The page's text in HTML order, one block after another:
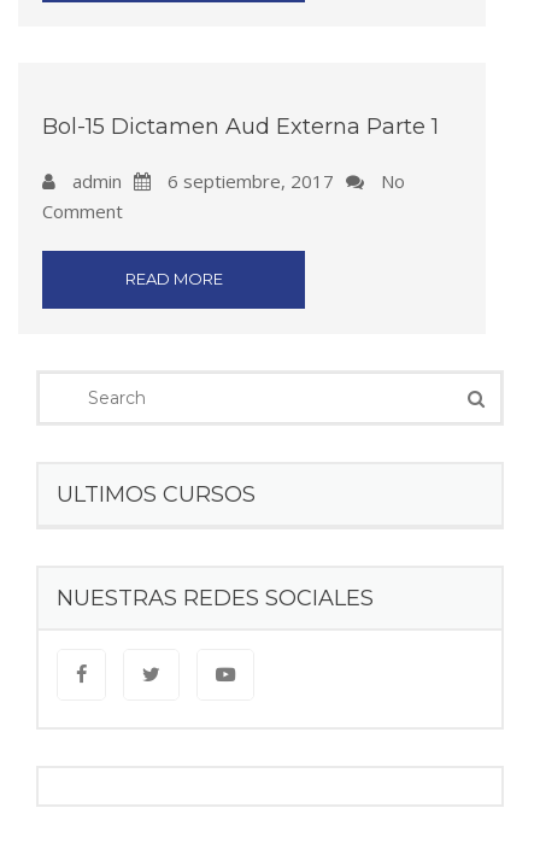
Bol-15 Dictamen Aud Externa Parte 1
admin 6 septiembre, 2017
No
Comment
READ MORE
ULTIMOS CURSOS
NUESTRAS REDES SOCIALES